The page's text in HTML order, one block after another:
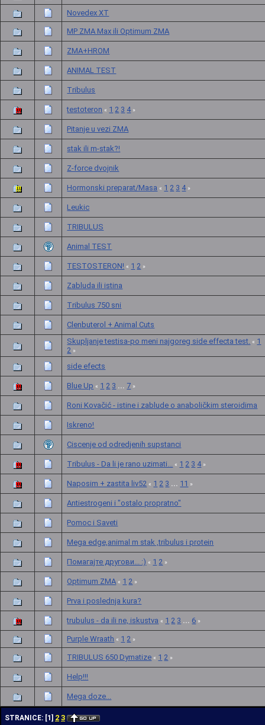
Novedex XT
MP ZMA Max ili Optimum ZMA
ZMA+HROM
ANIMAL TEST
Tribulus
testoteron « 1 2 3 4»
Pitanje u vezi ZMA
stak ili m-stak?!
Z-force dvojnik
Hormonski preparat/Masa « 1 2 3 4»
Leukic
TRIBULUS
Animal TEST
TESTOSTERON! « 1 2 »
Zabluda ili istina
Tribulus 750 sni
Clenbuterol + Animal Cuts
Skupljanje testisa-po meni najgoreg side effecta test. « 1
2 »
side efects
Blue Up « 1 2 3 ...7 »
Roni Kovačić - istine i zablude o anaboličkim steroidima
Iskreno!
Ciscenje od odredjenih supstanci
Tribulus - Da li je rano uzimati... « 1 2 3 4»
Naposim + zastita liv52 « 1 2 3 ... 11 »
Antiestrogeni i "ostalo propratno"
Pomoc i Saveti
Mega edge,animal m stak ,tribulus i protein
Помагајте другови... :) « 1 2 »
Optimum ZMA « 1 2 »
Prva i poslednja kura?
trubulus - da ili ne, iskustva « 1 2 3 ... 6 »
Purple Wraath « 1 2 »
TRIBULUS 650 Dymatize « 1 2 »
Help!!!
Mega doze...
STRANICE: [1 ] 2 3